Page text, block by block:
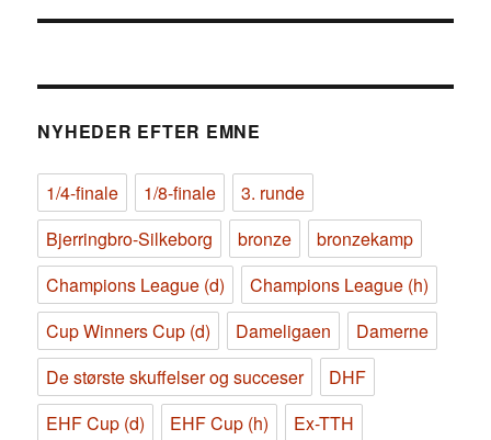
NYHEDER EFTER EMNE
1/4-finale 1/8-finale
3. runde
Bjerringbro-Silkeborg
bronze
bronzekamp
Champions League (d)
Champions League (h)
Cup Winners Cup (d)
Dameligaen
Damerne
De største skuffelser og succeser
DHF
EHF Cup (d)
EHF Cup (h)
Ex-TTH